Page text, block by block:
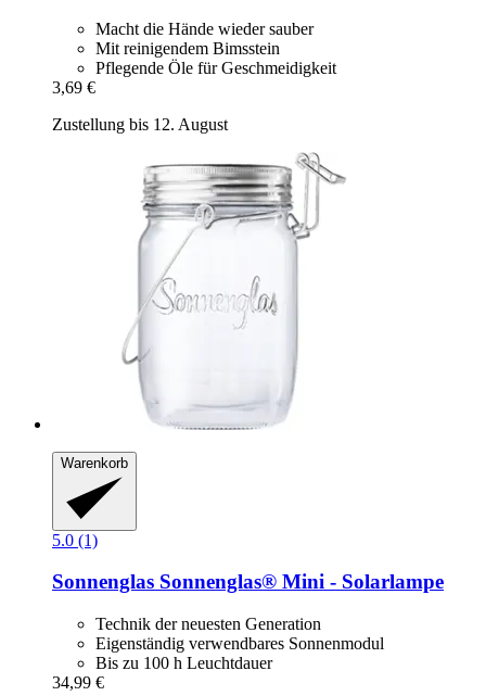
Macht die Hände wieder sauber
Mit reinigendem Bimsstein
Pflegende Öle für Geschmeidigkeit
3,69 €
Zustellung bis 12. August
Warenkorb
5.0 (1)
Sonnenglas Sonnenglas® Mini -​ Solarlampe
Technik der neuesten Generation
Eigenständig verwendbares Sonnenmodul
Bis zu 100 h Leuchtdauer
34,99 €